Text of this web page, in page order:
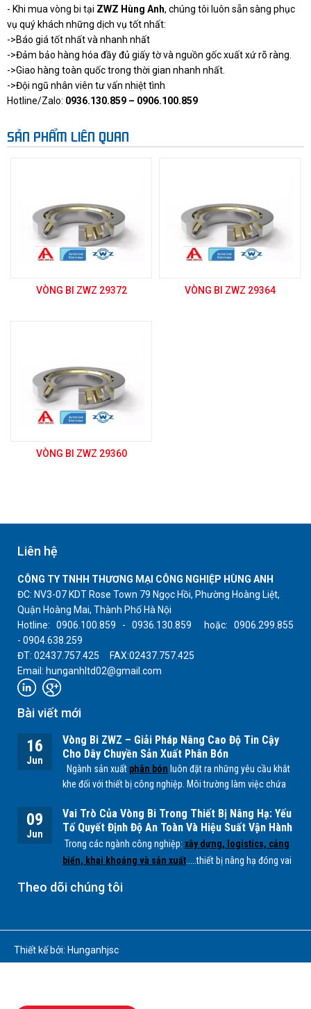
- Khi mua vòng bi tại ZWZ Hùng Anh, chúng tôi luôn sẵn sàng phục
vụ quý khách những dịch vụ tốt nhất:
->Báo giá tốt nhất và nhanh nhất
->Đảm bảo hàng hóa đầy đủ giấy tờ và nguồn gốc xuất xứ rõ ràng.
->Giao hàng toàn quốc trong thời gian nhanh nhất.
->Đội ngũ nhân viên tư vấn nhiệt tình
Hotline/Zalo: 0936.130.859 – 0906.100.859
SẢN PHẨM LIÊN QUAN
VÒNG BI ZWZ 29372 VÒNG BI ZWZ 29364
VÒNG BI ZWZ 29360
Liên hệ
CÔNG TY TNHH THƯƠNG MẠI CÔNG NGHIỆP HÙNG ANH
ĐC: NV3-07 KDT Rose Town 79 Ngọc Hồi, Phường Hoàng Liệt,
Quận Hoàng Mai, Thành Phố Hà Nội
Hotline: 0906.100.859 - 0936.130.859 hoặc: 0906.299.855
- 0904.638.259
ĐT: 02437.757.425 FAX:02437.757.425
Email: hunganhltd02@gmail.com
Bài viết mới
16
Jun
Vòng Bi ZWZ – Giải Pháp Nâng Cao Độ Tin Cậy
Cho Dây Chuyền Sản Xuất Phân Bón
Ngành sản xuất phân bón luôn đặt ra những yêu cầu khắt
khe đối với thiết bị công nghiệp. Môi trường làm việc chứa
quá trình sản xuấtNPK, lân, đạm
... có thể ảnh hưởng trực
tiếp đến tuổi thọ của các bộ phận cơ khí, đặc biệt làvòng
bi.
09
Jun
Vai Trò Của Vòng Bi Trong Thiết Bị Nâng Hạ: Yếu
Tố Quyết Định Độ An Toàn Và Hiệu Suất Vận Hành
Trong các ngành công nghiệp: xây dựng, logistics, cảng
biển, khai khoáng và sản xuất .....thiết bị nâng hạ đóng vai
tải trọng lớn. Để các hệ thống này hoạt động ổn định, an
Theo dõi chúng tôi
Thiết kế bởi: Hunganhjsc